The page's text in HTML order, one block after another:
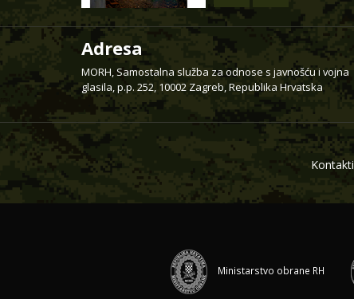
Adresa
MORH, Samostalna služba za odnose s javnošću i vojna
glasila, p.p. 252, 10002 Zagreb, Republika Hrvatska
Kontakti
Ministarstvo obrane RH